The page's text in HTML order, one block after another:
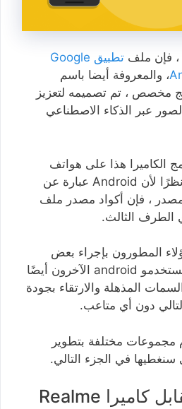
، فإن ملف
تطبيق Google
، والمعروفة أيضا باسم
مخصص ، تم تصميمه لتعزيز
الصور عبر الذكاء الاصطناعي
الكاميرا هذا على هواتف
Google حصريًا. ولكن نظرًا لأن Android عبارة عن
، فإن أكواد مصدر ملف
المطورون بإجراء بعض
التعديلات حتى يتمكن مستخدمو android الآخرون أيضًا
المذهلة والارتقاء بجودة
دون أي متاعب.
مختلفة بتطوير
كاميرا جوجل مقابل كاميرا Realme